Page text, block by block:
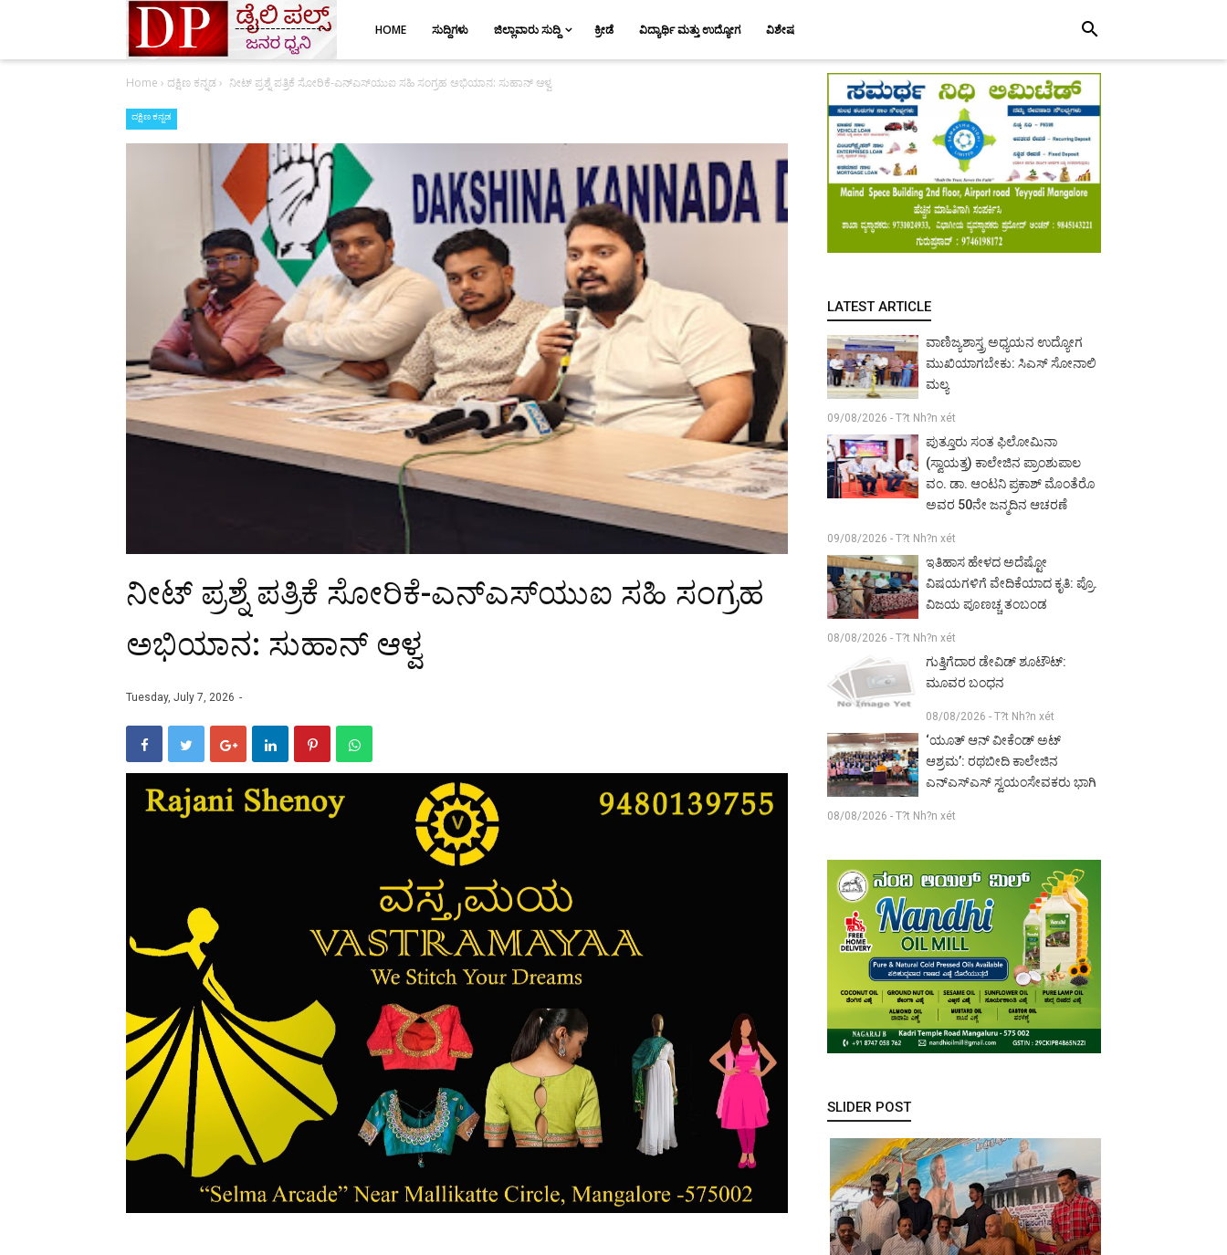
HOME ಸುದ್ದಿಗಳು ಜಿಲ್ಲಾವಾರು ಸುದ್ದಿ ಕ್ರೀಡೆ ವಿದ್ಯಾರ್ಥಿ ಮತ್ತು ಉದ್ಯೋಗ ವಿಶೇಷ search
Home › ದಕ್ಷಿಣ ಕನ್ನಡ› ನೀಟ್ ಪ್ರಶ್ನೆ ಪತ್ರಿಕೆ ಸೋರಿಕೆ-ಎನ್‌ಎಸ್‌ಯುಐ ಸಹಿ ಸಂಗ್ರಹ ಅಭಿಯಾನ: ಸುಹಾನ್ ಆಳ್ವ
ದಕ್ಷಿಣ ಕನ್ನಡ
ನೀಟ್ ಪ್ರಶ್ನೆ ಪತ್ರಿಕೆ ಸೋರಿಕೆ-ಎನ್‌ಎಸ್‌ಯುಐ ಸಹಿ ಸಂಗ್ರಹ
ಅಭಿಯಾನ: ಸುಹಾನ್ ಆಳ್ವ
Tuesday, July 7, 2026
LATEST ARTICLE
ವಾಣಿಜ್ಯಶಾಸ್ತ್ರ ಅಧ್ಯಯನ ಉದ್ಯೋಗ
ಮುಖಿಯಾಗಬೇಕು: ಸಿಎಸ್ ಸೋನಾಲಿ
ಮಲ್ಯ
09/08/2026 - T?t Nh?n xét
ಪುತ್ತೂರು ಸಂತ ಫಿಲೋಮಿನಾ
(ಸ್ವಾಯತ್ತ) ಕಾಲೇಜಿನ ಪ್ರಾಂಶುಪಾಲ
ವಂ. ಡಾ. ಆಂಟನಿ ಪ್ರಕಾಶ್ ಮೊಂತೆರೊ
ಅವರ 50ನೇ ಜನ್ಮದಿನ ಆಚರಣೆ
09/08/2026 - T?t Nh?n xét
ಇತಿಹಾಸ ಹೇಳದ ಅದೆಷ್ಟೋ
ವಿಷಯಗಳಿಗೆ ವೇದಿಕೆಯಾದ ಕೃತಿ: ಪ್ರೊ.
ವಿಜಯ ಪೂಣಚ್ಚ ತಂಬಂಡ
08/08/2026 - T?t Nh?n xét
ಗುತ್ತಿಗೆದಾರ ಡೇವಿಡ್ ಶೂಟೌಟ್:
ಮೂವರ ಬಂಧನ
08/08/2026 - T?t Nh?n xét
‘ಯೂತ್ ಆನ್ ವೀಕೆಂಡ್ ಅಟ್
ಆಶ್ರಮ’: ರಥಬೀದಿ ಕಾಲೇಜಿನ
ಎನ್‌ಎಸ್‌ಎಸ್ ಸ್ವಯಂಸೇವಕರು ಭಾಗಿ
08/08/2026 - T?t Nh?n xét
SLIDER POST
ಪುತ್ತೂರು ಸಂತ
ಫಿಲೋಮಿನಾ
(ಸ್ವಾಯತ್ತ)
ಕಾಲೇಜಿನ